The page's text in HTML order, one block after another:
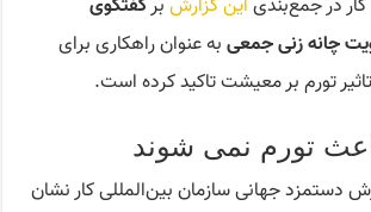
در جمع‌بندی این گزارش برگفتگوی
چانه زنی جمعی به عنوان راهکاری برای
تورم بر معیشت تاکید کرده است.
تورم نمی شوند
دستمزد جهانی سازمان بین‌المللی کار نشان